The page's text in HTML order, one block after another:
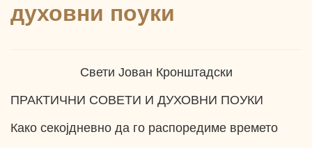
духовни поуки
Свети Јован Кронштадски
ПРАКТИЧНИ СОВЕТИ И ДУХОВНИ ПОУКИ
Како секојдневно да го распоредиме времето